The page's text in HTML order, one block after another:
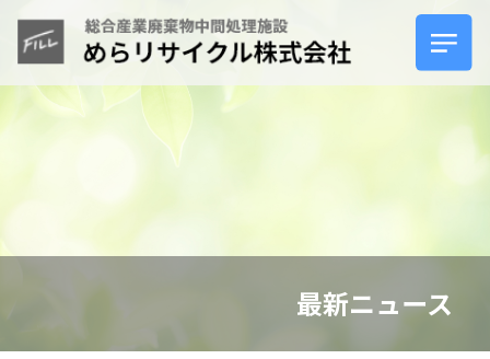
ホーム
サービスについて
最新ニュース